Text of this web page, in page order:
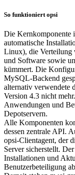
So funktioniert opsi
Die Kernkomponente
automatische
Linux), die Verteilung
und Software sowie
kümmert. Die
MySQL-Backend
alternativ verwendete
Version 4.3 nicht
Anwendungen und
Depotservern.
Alle Komponenten
dessen zentrale API.
opsi-Clientagent, der
Server sicherstellt.
Installationen und
Benutzerbeteiligung